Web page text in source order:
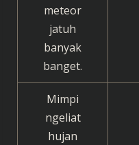
meteor
jatuh
banyak
banget.
Mimpi
ngeliat
hujan